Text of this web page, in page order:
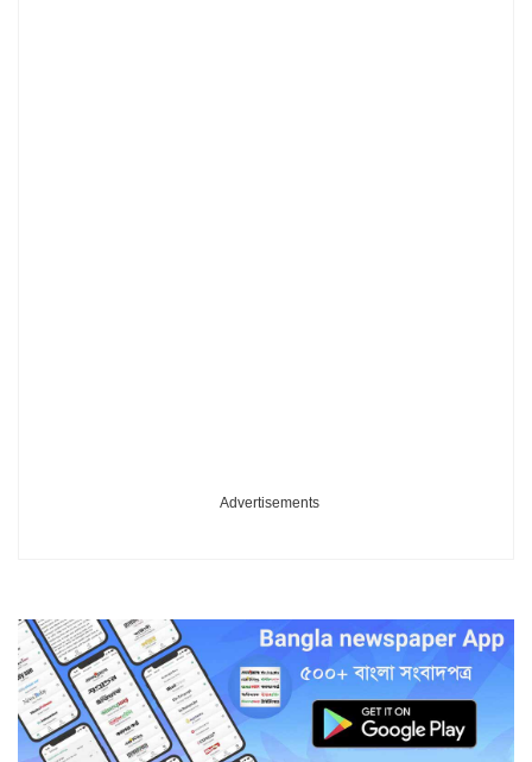
Advertisements